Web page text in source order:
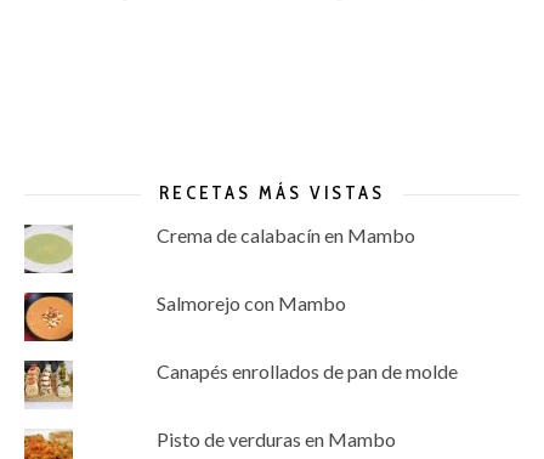
RECETAS MÁS VISTAS
Crema de calabacín en Mambo
Salmorejo con Mambo
Canapés enrollados de pan de molde
Pisto de verduras en Mambo